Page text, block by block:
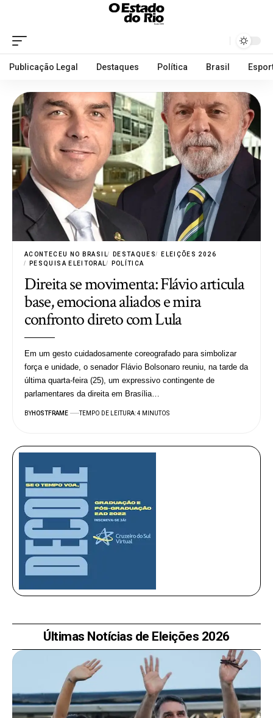
Publicação Legal Destaques Política Brasil
ACONTECEU NO BRASIL DESTAQUES
ELEIÇÕES 2026
PESQUISA ELEITORAL
POLÍTICA
Direita se movimenta: Flávio articula
base, emociona aliados e mira
confronto direto com Lula
Em um gesto cuidadosamente coreografado para simbolizar
força e unidade, o senador Flávio Bolsonaro reuniu, na tarde da
última quarta-feira (25), um expressivo contingente de
parlamentares da direita em Brasília…
BYHOSTFRAME TEMPO DE LEITURA: 4 MINUTOS
Últimas Notícias de Eleições 2026